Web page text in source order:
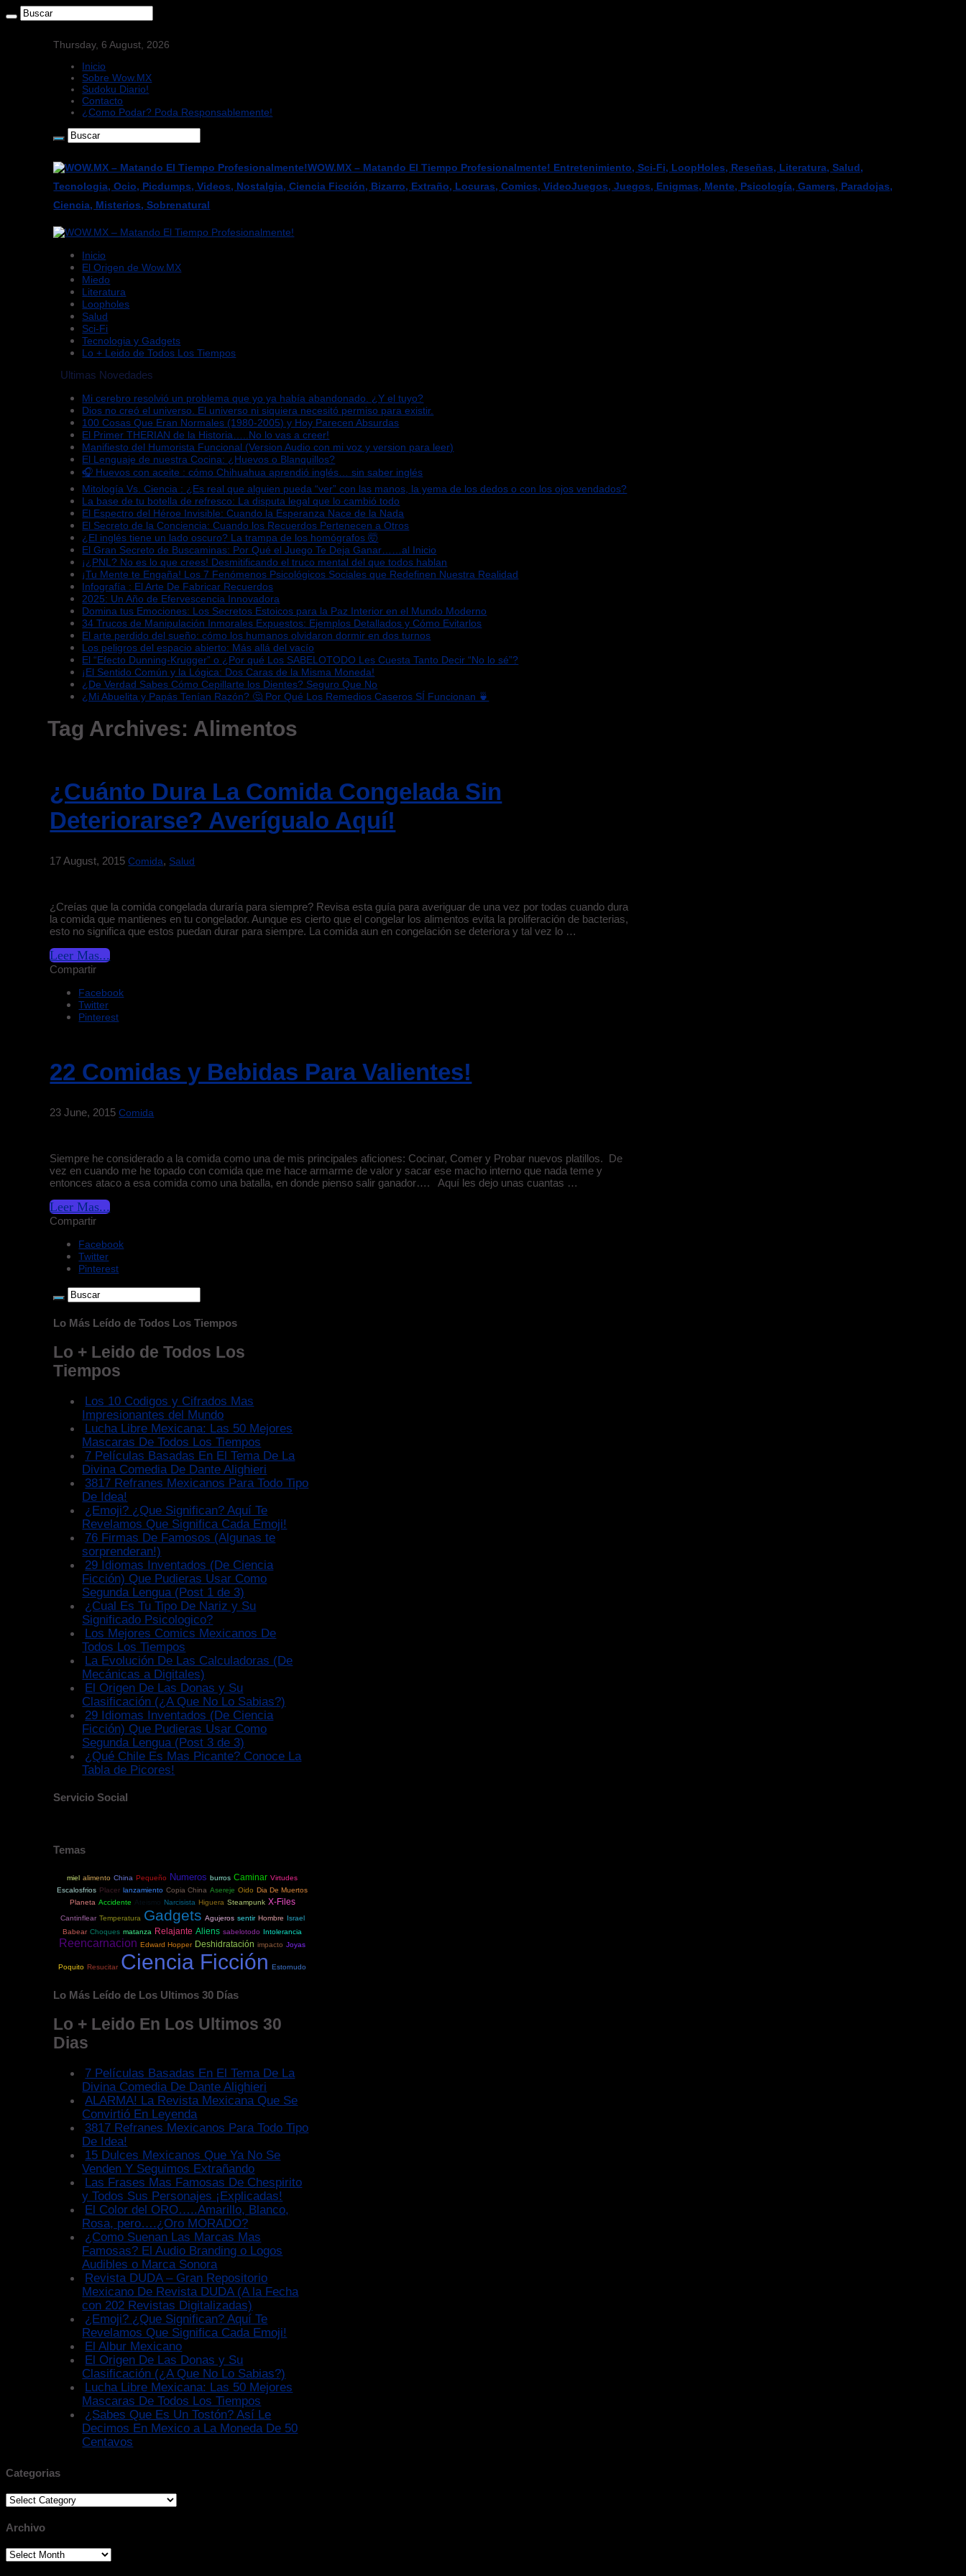
Thursday, 6 August, 2026
Inicio
Sobre Wow.MX
Sudoku Diario!
Contacto
¿Como Podar? Poda Responsablemente!
WOW.MX – Matando El Tiempo Profesionalmente! Entretenimiento, Sci-Fi, LoopHoles, Reseñas, Literatura, Salud,
Tecnologia, Ocio, Picdumps, Videos, Nostalgia, Ciencia Ficción, Bizarro, Extraño, Locuras, Comics, VideoJuegos, Juegos, Enigmas, Mente, Psicología, Gamers, Paradojas,
Ciencia, Misterios, Sobrenatural
Inicio
El Origen de Wow.MX
Miedo
Literatura
Loopholes
Salud
Sci-Fi
Tecnologia y Gadgets
Lo + Leido de Todos Los Tiempos
Ultimas Novedades
Mi cerebro resolvió un problema que yo ya había abandonado. ¿Y el tuyo?
Dios no creó el universo. El universo ni siquiera necesitó permiso para existir.
100 Cosas Que Eran Normales (1980-2005) y Hoy Parecen Absurdas
El Primer THERIAN de la Historia…..No lo vas a creer!
Manifiesto del Humorista Funcional (Version Audio con mi voz y version para leer)
El Lenguaje de nuestra Cocina: ¿Huevos o Blanquillos?
🎧 Huevos con aceite : cómo Chihuahua aprendió inglés… sin saber inglés
Mitología Vs. Ciencia : ¿Es real que alguien pueda “ver” con las manos, la yema de los dedos o con los ojos vendados?
La base de tu botella de refresco: La disputa legal que lo cambió todo
El Espectro del Héroe Invisible: Cuando la Esperanza Nace de la Nada
El Secreto de la Conciencia: Cuando los Recuerdos Pertenecen a Otros
¿El inglés tiene un lado oscuro? La trampa de los homógrafos 🤯
El Gran Secreto de Buscaminas: Por Qué el Juego Te Deja Ganar……al Inicio
¡¿PNL? No es lo que crees! Desmitificando el truco mental del que todos hablan
¡Tu Mente te Engaña! Los 7 Fenómenos Psicológicos Sociales que Redefinen Nuestra Realidad
Infografía : El Arte De Fabricar Recuerdos
2025: Un Año de Efervescencia Innovadora
Domina tus Emociones: Los Secretos Estoicos para la Paz Interior en el Mundo Moderno
34 Trucos de Manipulación Inmorales Expuestos: Ejemplos Detallados y Cómo Evitarlos
El arte perdido del sueño: cómo los humanos olvidaron dormir en dos turnos
Los peligros del espacio abierto: Más allá del vacío
El “Efecto Dunning-Krugger” o ¿Por qué Los SABELOTODO Les Cuesta Tanto Decir “No lo sé”?
¡El Sentido Común y la Lógica: Dos Caras de la Misma Moneda!
¿De Verdad Sabes Cómo Cepillarte los Dientes? Seguro Que No
¿Mi Abuelita y Papás Tenían Razón? 🤔 Por Qué Los Remedios Caseros SÍ Funcionan 🍵
Tag Archives: Alimentos
¿Cuánto Dura La Comida Congelada Sin
Deteriorarse? Averígualo Aquí!
17 August, 2015 Comida, Salud
¿Creías que la comida congelada duraría para siempre? Revisa esta guía para averiguar de una vez por todas cuando dura
la comida que mantienes en tu congelador. Aunque es cierto que el congelar los alimentos evita la proliferación de bacterias,
esto no significa que estos puedan durar para siempre. La comida aun en congelación se deteriora y tal vez lo …
Leer Mas...
Compartir
Facebook
Twitter
Pinterest
22 Comidas y Bebidas Para Valientes!
23 June, 2015 Comida
Siempre he considerado a la comida como una de mis principales aficiones: Cocinar, Comer y Probar nuevos platillos. De
vez en cuando me he topado con comida que me hace armarme de valor y sacar ese macho interno que nada teme y
entonces ataco a esa comida como una batalla, en donde pienso salir ganador…. Aquí les dejo unas cuantas …
Leer Mas...
Compartir
Facebook
Twitter
Pinterest
Lo Más Leído de Todos Los Tiempos
Lo + Leido de Todos Los
Tiempos
Los 10 Codigos y Cifrados Mas
Impresionantes del Mundo
Lucha Libre Mexicana: Las 50 Mejores
Mascaras De Todos Los Tiempos
7 Películas Basadas En El Tema De La
Divina Comedia De Dante Alighieri
3817 Refranes Mexicanos Para Todo Tipo
De Idea!
¿Emoji? ¿Que Significan? Aquí Te
Revelamos Que Significa Cada Emoji!
76 Firmas De Famosos (Algunas te
sorprenderan!)
29 Idiomas Inventados (De Ciencia
Ficción) Que Pudieras Usar Como
Segunda Lengua (Post 1 de 3)
¿Cual Es Tu Tipo De Nariz y Su
Significado Psicologico?
Los Mejores Comics Mexicanos De
Todos Los Tiempos
La Evolución De Las Calculadoras (De
Mecánicas a Digitales)
El Origen De Las Donas y Su
Clasificación (¿A Que No Lo Sabias?)
29 Idiomas Inventados (De Ciencia
Ficción) Que Pudieras Usar Como
Segunda Lengua (Post 3 de 3)
¿Qué Chile Es Mas Picante? Conoce La
Tabla de Picores!
Servicio Social
Temas
miel alimento China Pequeño Numeros burros Caminar Virtudes
Escalosfrios Placer lanzamiento Copia China Asereje Oido Dia De Muertos
Planeta Accidente Ateismo Narcisista Higuera Steampunk X-Files
Cantinflear Temperatura Gadgets Agujeros sentir Hombre Israel
Babear Choques matanza Relajante Aliens sabelotodo Intolerancia
Reencarnacion Edward Hopper Deshidratación impacto Joyas
Poquito Resucitar Ciencia Ficción Estornudo
Lo Más Leído de Los Ultimos 30 Días
Lo + Leido En Los Ultimos 30
Dias
7 Películas Basadas En El Tema De La
Divina Comedia De Dante Alighieri
ALARMA! La Revista Mexicana Que Se
Convirtió En Leyenda
3817 Refranes Mexicanos Para Todo Tipo
De Idea!
15 Dulces Mexicanos Que Ya No Se
Venden Y Seguimos Extrañando
Las Frases Mas Famosas De Chespirito
y Todos Sus Personajes ¡Explicadas!
El Color del ORO…..Amarillo, Blanco,
Rosa, pero….¿Oro MORADO?
¿Como Suenan Las Marcas Mas
Famosas? El Audio Branding o Logos
Audibles o Marca Sonora
Revista DUDA – Gran Repositorio
Mexicano De Revista DUDA (A la Fecha
con 202 Revistas Digitalizadas)
¿Emoji? ¿Que Significan? Aquí Te
Revelamos Que Significa Cada Emoji!
El Albur Mexicano
El Origen De Las Donas y Su
Clasificación (¿A Que No Lo Sabias?)
Lucha Libre Mexicana: Las 50 Mejores
Mascaras De Todos Los Tiempos
¿Sabes Que Es Un Tostón? Así Le
Decimos En Mexico a La Moneda De 50
Centavos
Categorias
Categorias
Archivo
Archivo